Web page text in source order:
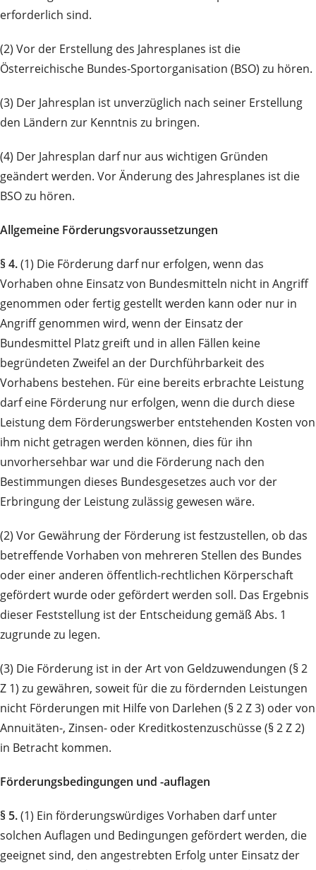
erforderlich sind.
(2) Vor der Erstellung des Jahresplanes ist die
Österreichische Bundes-Sportorganisation (BSO) zu hören.
(3) Der Jahresplan ist unverzüglich nach seiner Erstellung
den Ländern zur Kenntnis zu bringen.
(4) Der Jahresplan darf nur aus wichtigen Gründen
geändert werden. Vor Änderung des Jahresplanes ist die
BSO zu hören.
Allgemeine Förderungsvoraussetzungen
§ 4.(1) Die Förderung darf nur erfolgen, wenn das
Vorhaben ohne Einsatz von Bundesmitteln nicht in Angriff
genommen oder fertig gestellt werden kann oder nur in
Angriff genommen wird, wenn der Einsatz der
Bundesmittel Platz greift und in allen Fällen keine
begründeten Zweifel an der Durchführbarkeit des
Vorhabens bestehen. Für eine bereits erbrachte Leistung
darf eine Förderung nur erfolgen, wenn die durch diese
Leistung dem Förderungswerber entstehenden Kosten von
ihm nicht getragen werden können, dies für ihn
unvorhersehbar war und die Förderung nach den
Bestimmungen dieses Bundesgesetzes auch vor der
Erbringung der Leistung zulässig gewesen wäre.
(2) Vor Gewährung der Förderung ist festzustellen, ob das
betreffende Vorhaben von mehreren Stellen des Bundes
oder einer anderen öffentlich-rechtlichen Körperschaft
gefördert wurde oder gefördert werden soll. Das Ergebnis
dieser Feststellung ist der Entscheidung gemäß Abs. 1
zugrunde zu legen.
(3) Die Förderung ist in der Art von Geldzuwendungen (§ 2
Z 1) zu gewähren, soweit für die zu fördernden Leistungen
nicht Förderungen mit Hilfe von Darlehen (§ 2 Z 3) oder von
Annuitäten-, Zinsen- oder Kreditkostenzuschüsse (§ 2 Z 2)
in Betracht kommen.
Förderungsbedingungen und -auflagen
§ 5.(1) Ein förderungswürdiges Vorhaben darf unter
solchen Auflagen und Bedingungen gefördert werden, die
geeignet sind, den angestrebten Erfolg unter Einsatz der